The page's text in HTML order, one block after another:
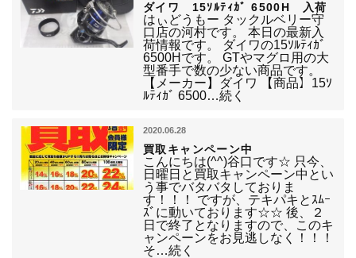
ダイワ 15ｿﾙﾃｨｶﾞ 6500H 入荷
はぃどうもー タックルベリー守
口店の河村です。 本日の最新入
荷情報です。 ダイワの15ｿﾙﾃｨｶﾞ
6500Hです。 GTやマグロ用の大
型番手で数の少ない商品です。
【メーカー】ダイワ 【商品】15ｿ
ﾙﾃｨｶﾞ 6500…続く
2020.06.28
買取キャンペーン中
こんにちは(^^)谷口です☆ 只今、
日曜日と買取キャンペーン中とい
う事でバタバタしておりま
す！！！ ですが、テキパキとｽﾑｰ
ｽﾞに動いております☆☆ 後、２
日で終了となりますので、このキ
ャンペーンをお見逃しなく！！！
そ…続く